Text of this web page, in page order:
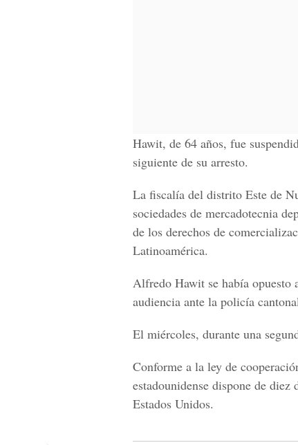
Hawit, de 64 años, fue
siguiente de su arresto.
La fiscalía del distrito Este de
sociedades de mercadotecnia
de los derechos de
Latinoamérica.
Alfredo Hawit se había opuesto
audiencia ante la policía
El miércoles, durante una
Conforme a la ley de
estadounidense dispone de
Estados Unidos.